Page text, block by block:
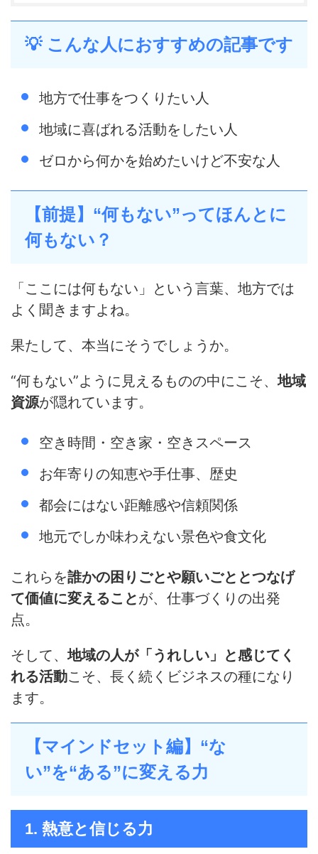
💡 こんな人におすすめの記事です
地方で仕事をつくりたい人
地域に喜ばれる活動をしたい人
ゼロから何かを始めたいけど不安な人
【前提】“何もない”ってほんとに
何もない？
「ここには何もない」という言葉、地方では
よく聞きますよね。
果たして、本当にそうでしょうか。
“何もない”ように見えるものの中にこそ、地域
資源が隠れています。
空き時間・空き家・空きスペース
お年寄りの知恵や手仕事、歴史
都会にはない距離感や信頼関係
地元でしか味わえない景色や食文化
これらを誰かの困りごとや願いごととつなげ
て価値に変えることが、仕事づくりの出発
点。
そして、地域の人が「うれしい」と感じてく
れる活動こそ、長く続くビジネスの種になり
ます。
【マインドセット編】“な
い”を“ある”に変える力
1. 熱意と信じる力